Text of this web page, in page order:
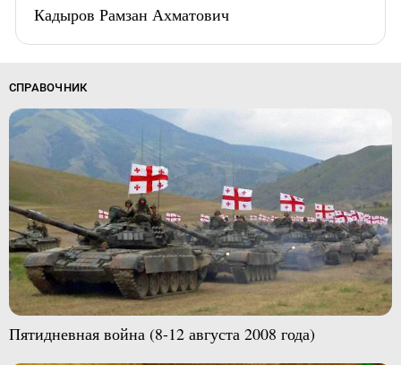
Кадыров Рамзан Ахматович
СПРАВОЧНИК
Пятидневная война (8-12 августа 2008 года)